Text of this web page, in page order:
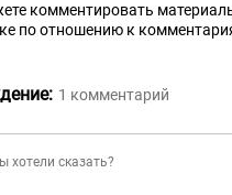
комментировать
по отношению к
1 комментарий